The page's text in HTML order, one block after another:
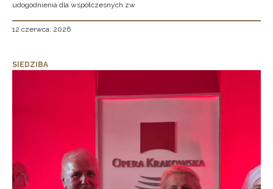
udogodnienia dla współczesnych zw
12 czerwca, 2026
SIEDZIBA